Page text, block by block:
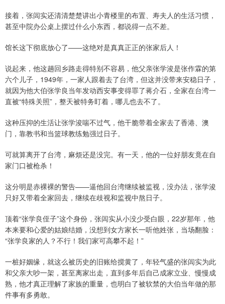
接着，张闾实还清清楚楚讲出小青楼里的布置、寿夫人的生活习惯，
甚至中院办公桌上摆过什么小东西，都说得一点不差。
馆长这下彻底放心了——这绝对是真真正正的张家后人！
说起来，他这趟回乡路走得特别不容易，他父亲张学浚是张作霖的第
六个儿子，1949年，一家人跟着去了台湾，但这并没带来安稳日子，
就因为他大伯张学良当年发动西安事变得罪了蒋介石，全家在台湾一
直被“特殊关照”，整天被特务盯着，哪儿也去不了。
这种压抑的生活让张学浚喘不过气，他干脆带着全家去了香港、澳
门，靠教书和当篮球教练勉强过日子。
可就算离开了台湾，麻烦还是没完。有一天，他的一位好朋友竟在自
家门口被枪杀！
这分明是赤裸裸的警告——逼他回台湾继续被监视，没办法，张学浚
只好又带着全家回去，继续在歧视和监视中熬日子。
顶着“张学良侄子”这个身份，张闾实从小没少受白眼，22岁那年，他
本来要和心爱的姑娘结婚，没想到女方家长一听他姓张，当场翻脸：
“张学良家的人？不行！我们家可高攀不起！”
一桩好姻缘，就这么被历史的旧账给搅黄了，年轻气盛的张闾实为此
和父亲大吵一架，甚至离家出走，直到多年后自己成家立业、慢慢成
熟，他才真正理解了家族的重量，也明白了被软禁的大伯当年做的那
件事有多勇敢。